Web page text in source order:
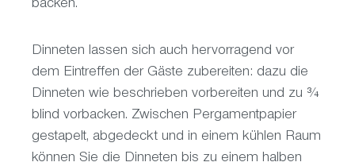
backen.
Dinneten lassen sich auch hervorragend vor
dem Eintreffen der Gäste zubereiten: dazu die
Dinneten wie beschrieben vorbereiten und zu ¾
blind vorbacken. Zwischen Pergamentpapier
gestapelt, abgedeckt und in einem kühlen Raum
können Sie die Dinneten bis zu einem halben